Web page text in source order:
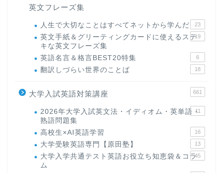
英文フレーズ集
人生で大切なことはすべてネットから学んだ 23
英文手紙＆グリーティングカードに使えるステ
キな英文フレーズ集
19
英語名言＆格言BEST20特集 6
翻訳しづらい世界のことば 18
大学入試英語対策講座 661
2026年大学入試英文法・イディオム・英単語・
熟語問題集
11
高校生×AI英語学習 16
大学受験英語専門【原田塾】 13
大学入学共通テスト英語お役立ち知恵袋＆コラ
ム
45